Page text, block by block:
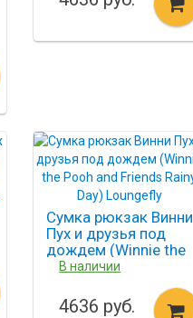
Сумка рюкзак Винни
Пух и друзья под
дождем (Winnie the
Pooh and Friends
В наличии
4636 руб.